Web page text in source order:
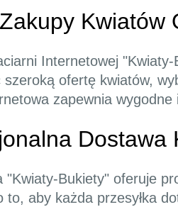
Kwiatów
Internetowej
szeroką ofertę kwiatów,
zapewnia wygodne
Dostawa
"Kwiaty-Bukiety" oferuje
to, aby każda przesyłka